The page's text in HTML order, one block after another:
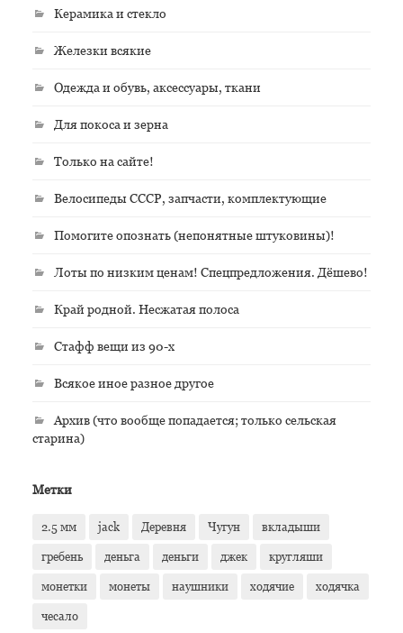
Керамика и стекло
Железки всякие
Одежда и обувь, аксессуары, ткани
Для покоса и зерна
Только на сайте!
Велосипеды СССР, запчасти, комплектующие
Помогите опознать (непонятные штуковины)!
Лоты по низким ценам! Спецпредложения. Дёшево!
Край родной. Несжатая полоса
Стафф вещи из 90-х
Всякое иное разное другое
Архив (что вообще попадается; только сельская
старина)
Метки
2.5 мм jack Деревня Чугун вкладыши
гребень деньга деньги джек кругляши
монетки монеты наушники ходячие ходячка
чесало